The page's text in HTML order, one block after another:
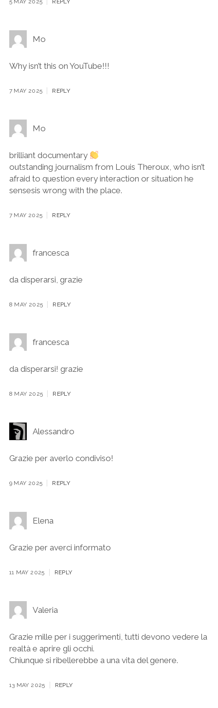
Mo
Why isn’t this on YouTube!!!
7 MAY 2025 REPLY
Mo
brilliant documentary
outstanding journalism from Louis Theroux, who isn’t
afraid to question every interaction or situation he
sensesis wrong with the place.
7 MAY 2025 REPLY
francesca
da disperarsi, grazie
8 MAY 2025 REPLY
francesca
da disperarsi! grazie
8 MAY 2025 REPLY
Alessandro
Grazie per averlo condiviso!
9 MAY 2025 REPLY
Elena
Grazie per averci informato
11 MAY 2025 REPLY
Valeria
Grazie mille per i suggerimenti, tutti devono vedere la
realtà e aprire gli occhi.
Chiunque si ribellerebbe a una vita del genere.
13 MAY 2025 REPLY